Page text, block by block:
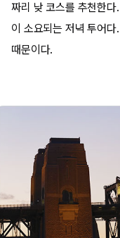
짜리 낮 코스를 추천한
이 소요되는 저녁 투어다
때문이다.